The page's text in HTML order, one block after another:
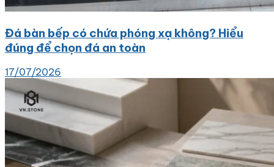
Đá bàn bếp có chứa phóng xạ không? Hiểu
đúng để chọn đá an toàn
17/07/2026